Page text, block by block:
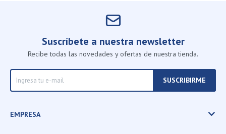
Suscríbete a nuestra newsletter
Recibe todas las novedades y ofertas de nuestra tienda.
SUSCRIBIRME
EMPRESA